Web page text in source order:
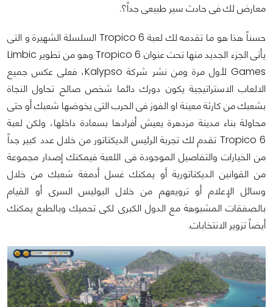
معارض لك فى حادث سير طبيعى جداً؟.
حسناً هذا هو ما تقدمه لك لعبة Tropico 6 السلسلة الشهيرة و التى
يأتى الجزء الجديد منها تحت عنوان Tropico 6 وهو من تطوير Limbic
Games لأول مرة ومن نشر شركة Kalypso، فعلى عكس جميع
الالعاب الاستراتيجية يكون دورك دائما شخص صالح تحاول النجاة
بشعبك من كارثة معينة او الفوز فى الحرب التى يخوضها شعبك أو حتى
محاولة بناء مدينة مزدهرة يعيش أفرادها بسعادة داخلها، ولكن لعبة
Tropico 6 تقدم لك تجربة الرئيس الديكتاتور من خلال عدد كبير جداً
من الخيارات والتفاصيل الموجودة فى اللعبة فيمكنك إصدار مجموعة
من القوانين الديكتاتورية أو يمكنك غسل أدمغة شعبك من خلال
وسائل الإعلام أو ترويعهم من خلال البوليس السرى أو القيام
بالصفقات المشبوهة مع الدول الكبرى لكى تحميك وبالطبع يمكنك
أيضاً تزوير الانتخابات.